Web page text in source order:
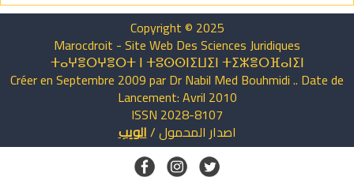
Copyright © 2025
Marocdroit - Site Web Des Sciences Juridiques
ⵜⴰⵖⴻⵔⵖⴻⵔⵜ ⵏ ⵜⵓⵙⵙⵏⵉⵡⵉⵏ ⵜⵉⵣⴻⵔⴼⴰⵏⵉⵏ
Créer en Septembre 2009 par Dr Nabil Med Bouhmidi .. Date de
Lancement: Avril 2010
ISSN 2028-8107
اصدار المحمول/الويب